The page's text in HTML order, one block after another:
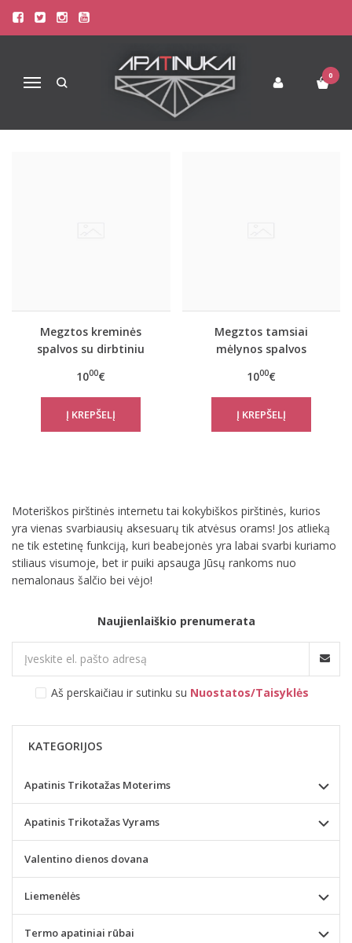
Navigacija
0
MOTERIŠKOS PIRŠTINĖS
Moteriškos pirštinės
Megztos kreminės
spalvos su dirbtiniu
dvigubos pirštinės
GL004-3 Heart
1000€
Megztos tamsiai
mėlynos spalvos
dekoruotos karoliukais
pirštinės DAZU
1000€
Moteriškos pirštinės internetu tai kokybiškos pirštinės, kurios
yra vienas svarbiausių aksesuarų tik atvėsus orams! Jos atlieką
ne tik estetinę funkciją, kuri beabejonės yra labai svarbi kuriamo
stiliaus visumoje, bet ir puiki apsauga Jūsų rankoms nuo
nemalonaus šalčio bei vėjo!
Naujienlaiškio prenumerata
Aš perskaičiau ir sutinku su Nuostatos/Taisyklės
KATEGORIJOS
Apatinis Trikotažas Moterims
Apatinis Trikotažas Vyrams
Valentino dienos dovana
Liemenėlės
Termo apatiniai rūbai